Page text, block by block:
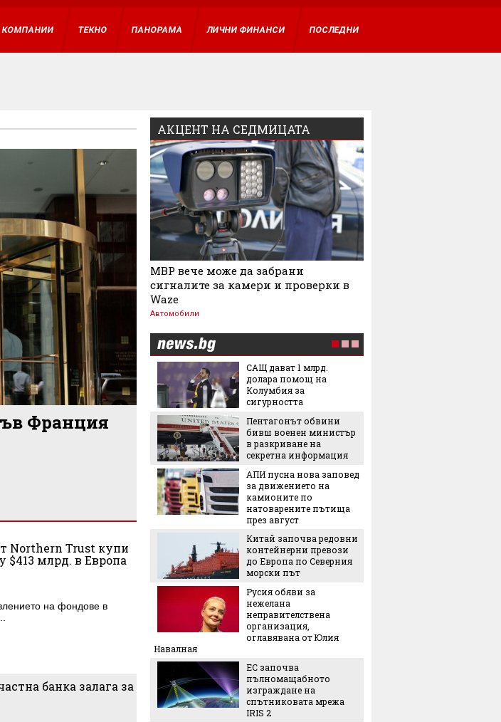
КОМПАНИИ ТЕКНО ПАНОРАМА ЛИЧНИ ФИНАНСИ ПОСЛЕДНИ
Франция
Northern Trust купи
$413 млрд. в Европа
на фондове в
банка залага за
АКЦЕНТ НА СЕДМИЦАТА
МВР вече може да забрани
сигналите за камери и проверки в
Waze
Автомобили
ЦСКА взима още трима
Никола Цолов: Гледам
напред с увереност
Инфантино
спринтовите
състезания през 2027
национален отбор
САЩ дават 1 млрд.
долара помощ на
Колумбия за
сигурността
Пентагонът обвини
бивш военен министър
в разкриване на
секретна информация
АПИ пусна нова заповед
за движението на
камионите по
натоварените пътища
през август
Китай започва редовни
контейнерни превози
до Европа по Северния
морски път
Русия обяви за
нежелана
неправителствена
организация,
оглавявана от Юлия
Навалная
ЕС започва
пълномащабното
изграждане на
спътниковата мрежа
IRIS 2